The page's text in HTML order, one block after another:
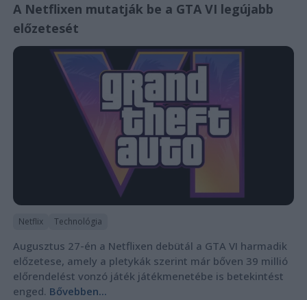
A Netflixen mutatják be a GTA VI legújabb
előzetesét
Netflix Technológia
Augusztus 27-én a Netflixen debütál a GTA VI harmadik
előzetese, amely a pletykák szerint már bőven 39 millió
előrendelést vonzó játék játékmenetébe is betekintést
enged. Bővebben...